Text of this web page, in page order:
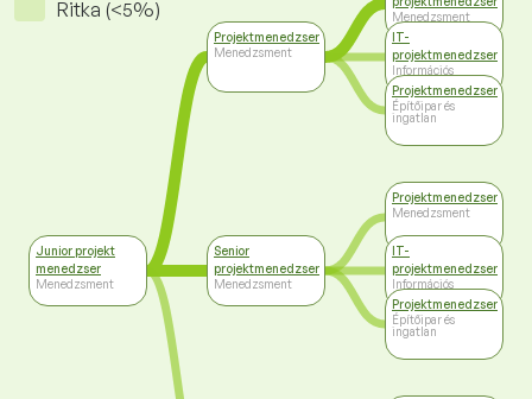
Ritka (<5%)
Junior projekt
menedzser
Menedzsment
Projektmenedzser
Menedzsment
Senior
projektmenedzser
Menedzsment
Menedzsment
IT-
projektmenedzser
Információs
technológiák
Projektmenedzser
Építőipar és
ingatlan
Projektmenedzser
Menedzsment
IT-
projektmenedzser
Információs
technológiák
Projektmenedzser
Építőipar és
ingatlan